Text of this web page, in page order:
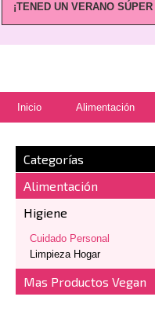
¡TENED UN VERANO
Inicio Alimentación
Categorías
Alimentación
Higiene
Cuidado Personal
Limpieza Hogar
Mas Productos Vegan